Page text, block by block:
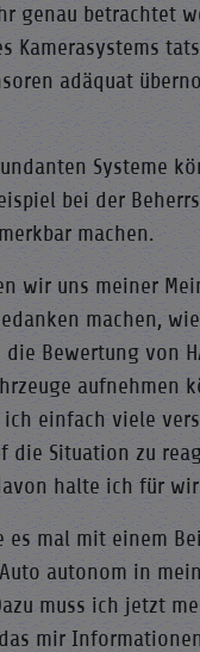
genau betrachtet
Kamerasystems
adäquat
Systeme
bei der
machen.
wir uns meiner
machen,
die Bewertung von
aufnehmen
ich einfach viele
die Situation zu
halte ich für
es mal mit einem
autonom in
muss ich jetzt
mir